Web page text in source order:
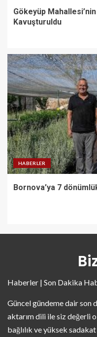
Gökeyüp
Kavuşturuldu
HABERLER
Bornova’ya 7
Haberler | Son Dakika
Güncel gündeme dair
aktarım dili ile siz değerli
bağlılık ve yüksek